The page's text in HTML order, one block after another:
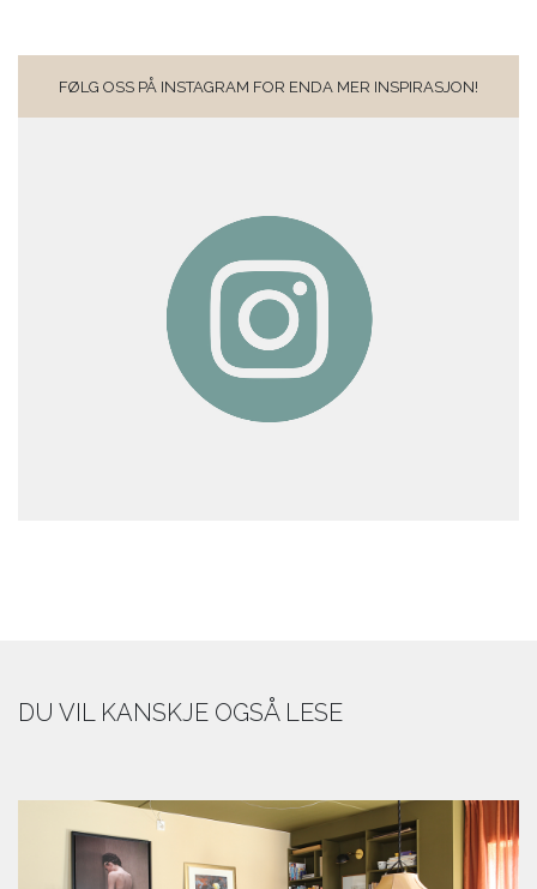
FØLG OSS PÅ INSTAGRAM FOR ENDA MER INSPIRASJON!
DU VIL KANSKJE OGSÅ LESE